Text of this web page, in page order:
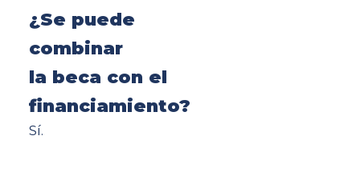
¿Se puede
combinar
la beca con el
financiamiento?
Sí.